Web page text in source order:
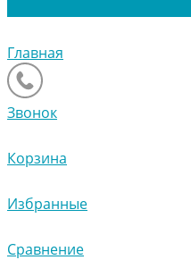
Главная
Звонок
Корзина
Избранные
Сравнение